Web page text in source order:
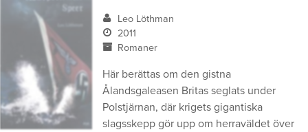
Leo Löthman
2011
Romaner
Här berättas om den gistna
Ålandsgaleasen Britas seglats under
Polstjärnan, där krigets gigantiska
slagsskepp gör upp om herraväldet över